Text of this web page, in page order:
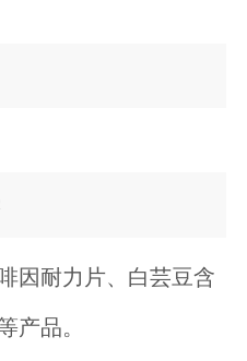
因耐力片、白芸豆含
产品。